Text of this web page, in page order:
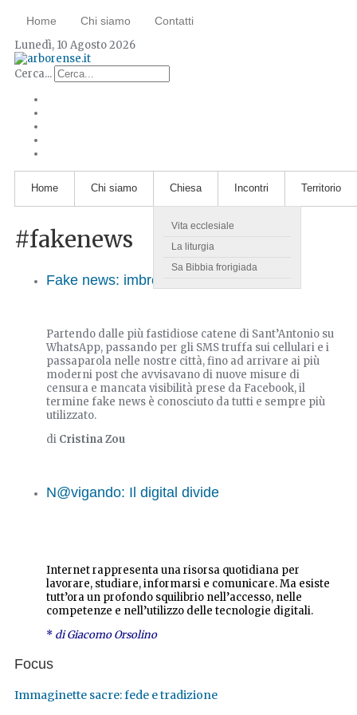
Home Chi siamo Contatti
Lunedì, 10 Agosto 2026
Cerca...
Home Chi siamo Chiesa
Vita ecclesiale
La liturgia
Sa Bibbia frorigiada
Incontri Territorio
#fakenews
Fake news: imbrogli e bugie
Partendo dalle più fastidiose catene di Sant’Antonio su
WhatsApp, passando per gli SMS truffa sui cellulari e i
passaparola nelle nostre città, fino ad arrivare ai più
moderni post che avvisavano di nuove misure di
censura e mancata visibilità prese da Facebook, il
termine fake news è conosciuto da tutti e sempre più
utilizzato.
di Cristina Zou
N@vigando: Il digital divide
Internet rappresenta una risorsa quotidiana per
lavorare, studiare, informarsi e comunicare. Ma esiste
tutt’ora un profondo squilibrio nell’accesso, nelle
competenze e nell’utilizzo delle tecnologie digitali.
* di Giacomo Orsolino
Focus
Immaginette sacre: fede e tradizione